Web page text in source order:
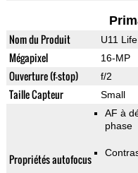
Nom du Produit U11 Life
Mégapixel 16-MP
Ouverture (f-stop) f/2
Taille Capteur Small
Propriétés autofocus
AF à
phase